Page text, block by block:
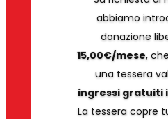
abbiamo
donazione
15,00€/mese,
una tessera
ingressi gratuiti
La tessera copre